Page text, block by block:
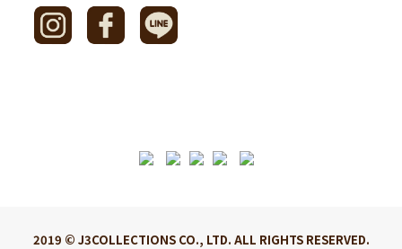
2019 © J3COLLECTIONS CO., LTD. ALL RIGHTS RESERVED.